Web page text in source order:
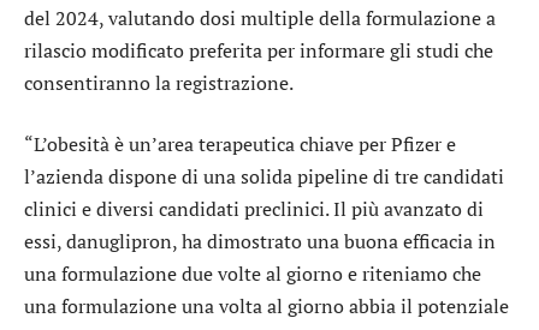
del 2024, valutando dosi multiple della formulazione a
rilascio modificato preferita per informare gli studi che
consentiranno la registrazione.
“L’obesità è un’area terapeutica chiave per Pfizer e
l’azienda dispone di una solida pipeline di tre candidati
clinici e diversi candidati preclinici. Il più avanzato di
essi, danuglipron, ha dimostrato una buona efficacia in
una formulazione due volte al giorno e riteniamo che
una formulazione una volta al giorno abbia il potenziale